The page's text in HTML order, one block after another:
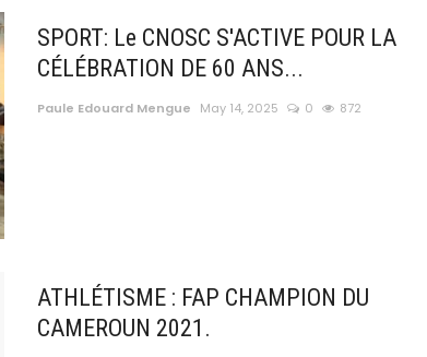
SPORT: Le CNOSC S'ACTIVE POUR LA
CÉLÉBRATION DE 60 ANS...
Paule Edouard Mengue May 14, 2025 0 872
ATHLÉTISME : FAP CHAMPION DU
CAMEROUN 2021.